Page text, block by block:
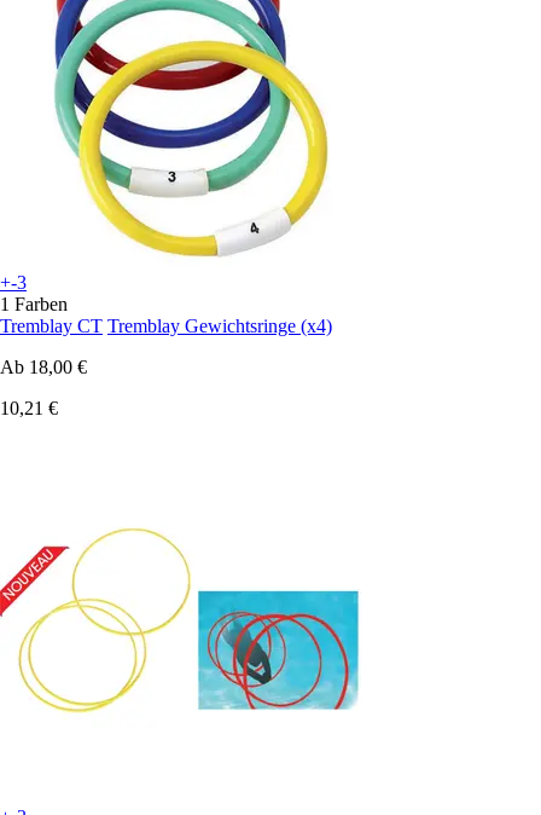
+-3
1 Farben
Tremblay CT Tremblay Gewichtsringe (x4)
Ab 18,00 €
10,21 €